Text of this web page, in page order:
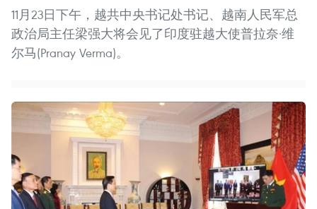
11月23日下午，越共中央书记处书记、越南人民军总
政治局主任梁强大将会见了印度驻越大使普拉奈·维
尔马(Pranay Verma)。